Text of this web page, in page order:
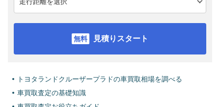
見積りスタート
トヨタランドクルーザープラドの車買取相場を調べる
車買取査定の基礎知識